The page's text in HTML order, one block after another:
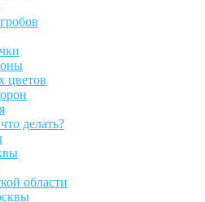
цветов
делать?
области